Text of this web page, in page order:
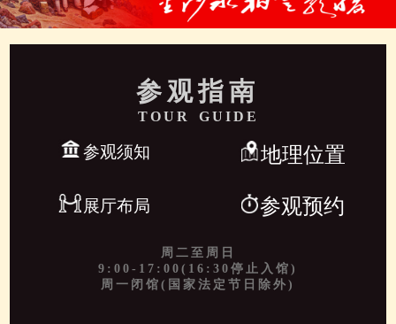
参观指南
TOUR GUIDE
参观须知 地理位置
展厅布局 参观预约
周二至周日
9:00-17:00(16:30停止入馆)
周一闭馆(国家法定节日除外)